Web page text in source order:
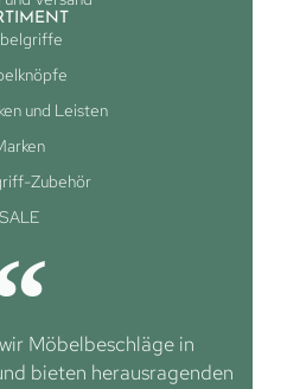
und Leisten
Zubehör
SALE
Möbelbeschläge in
bieten herausragenden